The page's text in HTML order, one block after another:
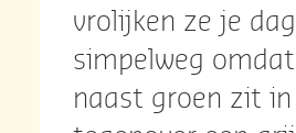
vrolijken ze je
simpelweg
naast groen zit